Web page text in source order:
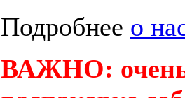
Подробнее о
ВАЖНО: очень